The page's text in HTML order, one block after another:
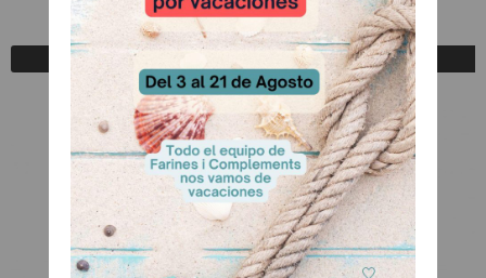
A Consultar
Registrarse para comprar